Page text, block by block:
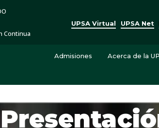
Continua
UPSA Virtual UPSA Net
Admisiones Acerca de la